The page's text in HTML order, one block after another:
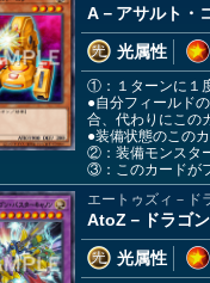
A－アサルト・
光属性
①：１ターンに１
●自分フィールド
合、代わりにこの
●装備状態のこの
②：装備モンスタ
③：このカードが
エートゥズィ－ド
AtoZ－ドラゴ
光属性